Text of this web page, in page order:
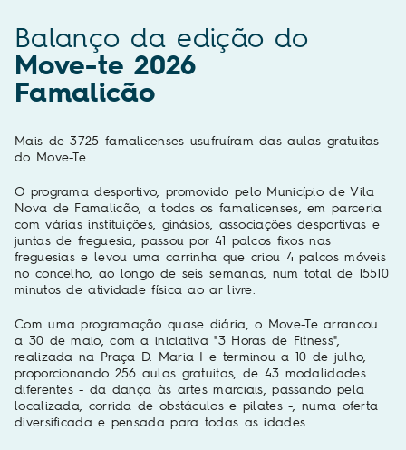
Balanço da edição do
Move-te 2026
Famalicão
Mais de 3725 famalicenses usufruíram das aulas gratuitas
do Move-Te.
O programa desportivo, promovido pelo Município de Vila
Nova de Famalicão, a todos os famalicenses, em parceria
com várias instituições, ginásios, associações desportivas e
juntas de freguesia, passou por 41 palcos fixos nas
freguesias e levou uma carrinha que criou 4 palcos móveis
no concelho, ao longo de seis semanas, num total de 15510
minutos de atividade física ao ar livre.
Com uma programação quase diária, o Move-Te arrancou
a 30 de maio, com a iniciativa "3 Horas de Fitness",
realizada na Praça D. Maria I e terminou a 10 de julho,
proporcionando 256 aulas gratuitas, de 43 modalidades
diferentes - da dança às artes marciais, passando pela
localizada, corrida de obstáculos e pilates -, numa oferta
diversificada e pensada para todas as idades.